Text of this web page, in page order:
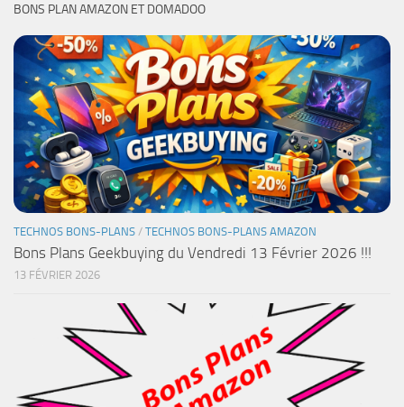
BONS PLAN AMAZON ET DOMADOO
TECHNOS BONS-PLANS / TECHNOS BONS-PLANS AMAZON
Bons Plans Geekbuying du Vendredi 13 Février 2026 !!!
13 FÉVRIER 2026